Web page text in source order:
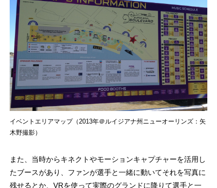
イベントエリアマップ（2013年＠ルイジアナ州ニューオーリンズ：矢
木野撮影）
また、当時からキネクトやモーションキャプチャーを活用し
たブースがあり、ファンが選手と一緒に動いてそれを写真に
残せるとか、VRを使って実際のグランドに降りて選手と一